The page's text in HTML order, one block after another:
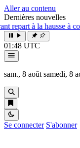
Aller au contenu
Dernières nouvelles
hausse à compter du
01:48 UTC
sam., 8 août samedi, 8
Se connecter S'abonner